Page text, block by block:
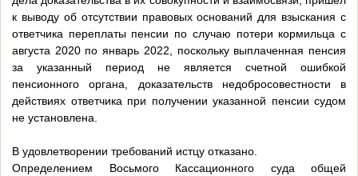
к выводу об отсутствии правовых оснований для взыскания с
ответчика переплаты пенсии по случаю потери кормильца с
августа 2020 по январь 2022, поскольку выплаченная пенсия
за указанный период не является счетной ошибкой
пенсионного органа, доказательств недобросовестности в
действиях ответчика при получении указанной пенсии судом
не установлена.
В удовлетворении требований истцу отказано.
Определением Восьмого Кассационного суда общей